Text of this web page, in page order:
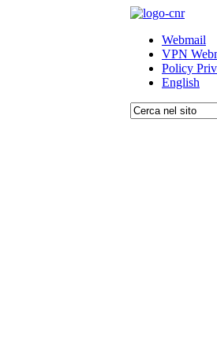
Webmail
VPN
Policy
English